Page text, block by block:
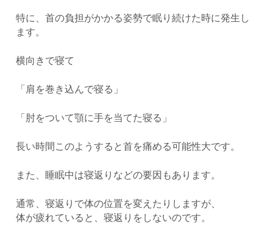
特に、首の負担がかかる姿勢で眠り続けた時に発生し
ます。
横向きで寝て
「肩を巻き込んで寝る」
「肘をついて顎に手を当てた寝る」
長い時間このようすると首を痛める可能性大です。
また、睡眠中は寝返りなどの要因もあります。
通常、寝返りで体の位置を変えたりしますが、
体が疲れていると、寝返りをしないのです。